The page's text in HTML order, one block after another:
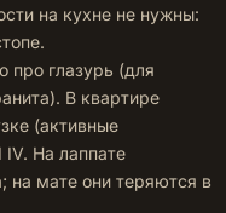
на кухне не нужны:
про глазурь (для
В квартире
(активные
На лаппате
на мате они теряются в